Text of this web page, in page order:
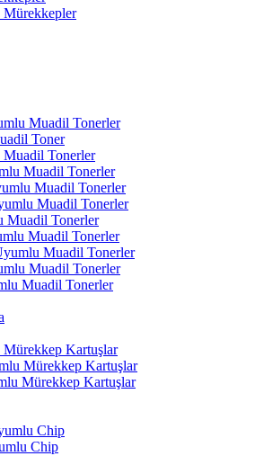
Muadil Tonerler
Toner
Tonerler
Muadil Tonerler
Muadil Tonerler
Muadil Tonerler
Muadil Tonerler
Muadil Tonerler
Muadil Tonerler
Muadil Tonerler
Muadil Tonerler
Kartuşlar
Mürekkep Kartuşlar
Mürekkep Kartuşlar
Chip
Chip